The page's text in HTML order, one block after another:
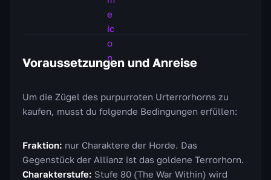
Voraussetzungen und Anreise
Um die Zügel des purpurroten Urterrorhorns zu
kaufen, musst du folgende Bedingungen erfüllen:
Fraktion: nur Charaktere der Horde. Das
Gegenstück der Allianz ist das goldene Terrorhorn.
Charakterstufe: Stufe 80 (The War Within) wird